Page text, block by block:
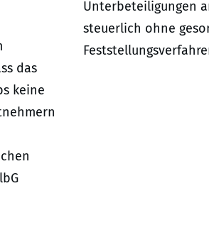
das
keine
Unterbeteiligungen
steuerlich ohne